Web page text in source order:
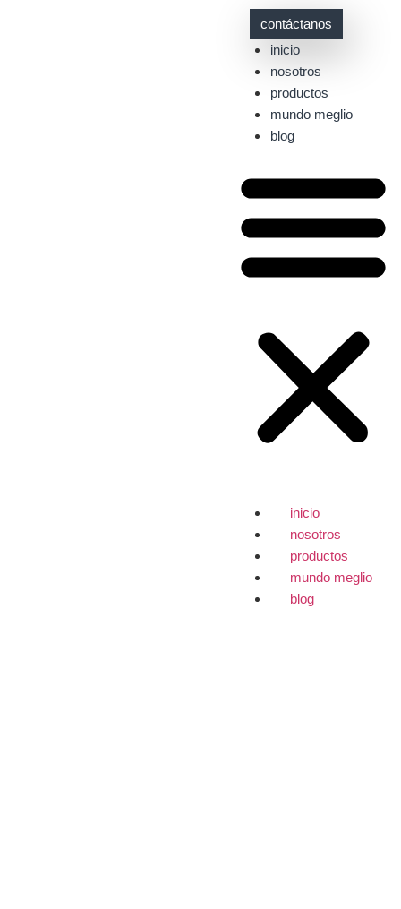
contáctanos
inicio
nosotros
productos
mundo meglio
blog
inicio
nosotros
productos
mundo meglio
blog